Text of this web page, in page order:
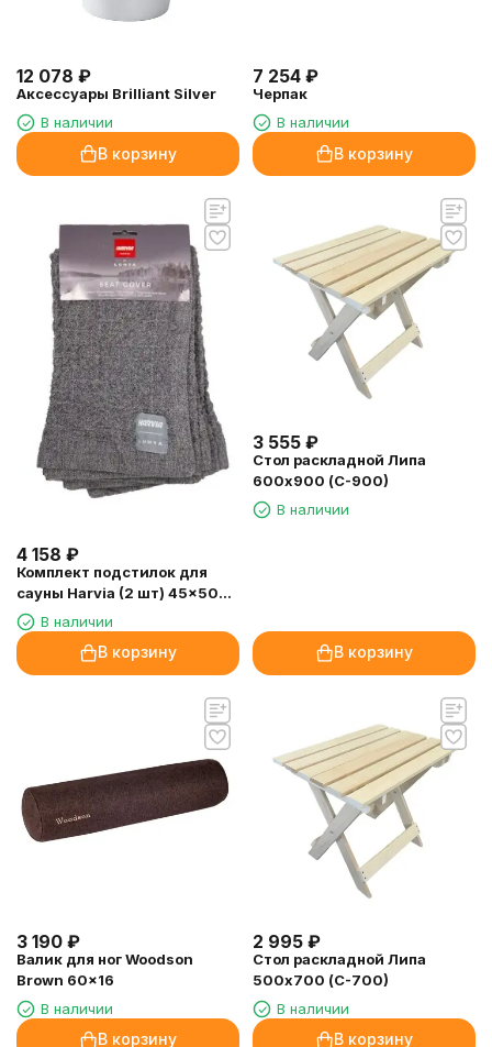
12 078 ₽
Аксессуары Brilliant Silver
В наличии
В корзину
7 254 ₽
Черпак
В наличии
В корзину
4 158 ₽
Комплект подстилок для
сауны Harvia (2 шт) 45x50
см В наличии
В корзину
3 555 ₽
Стол раскладной Липа
600х900 (С-900)
В наличии
В корзину
3 190 ₽
Валик для ног Woodson
Brown 60x16
В наличии
В корзину
2 995 ₽
Стол раскладной Липа
500х700 (С-700)
В наличии
В корзину